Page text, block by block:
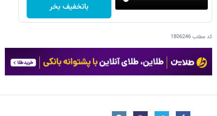
باتخفیف بخر
کد مطلب1806246